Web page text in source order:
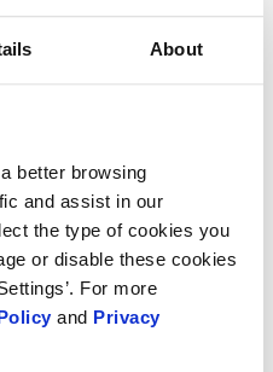
About
better browsing
and assist in our
the type of cookies you
or disable these cookies
For more
and Privacy